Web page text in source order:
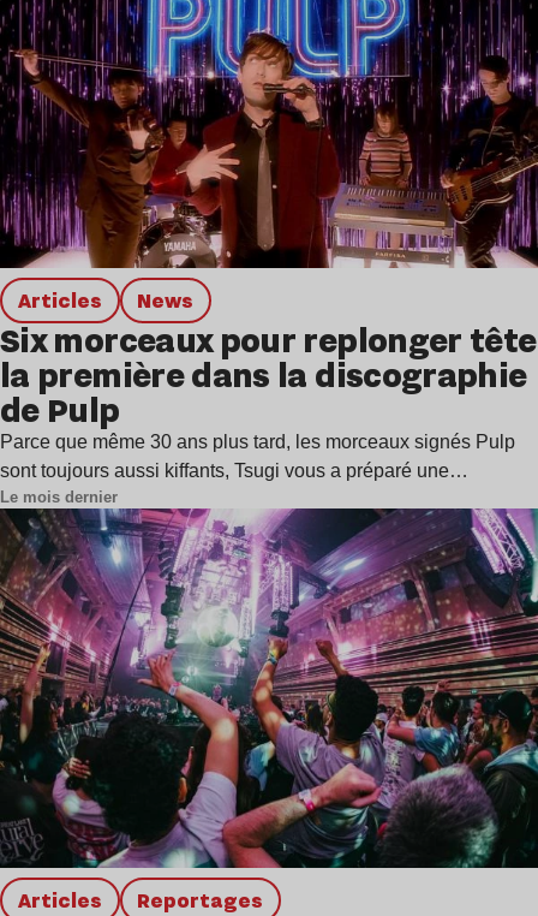
Articles news
Six morceaux pour replonger tête
la première dans la discographie
de Pulp
Parce que même 30 ans plus tard, les morceaux signés Pulp
sont toujours aussi kiffants, Tsugi vous a préparé une…
Le mois dernier
Articles Reportages